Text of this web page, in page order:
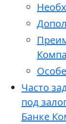
Часто
под
Банке